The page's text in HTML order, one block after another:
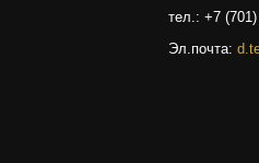
тел.: +7
Эл.почта: